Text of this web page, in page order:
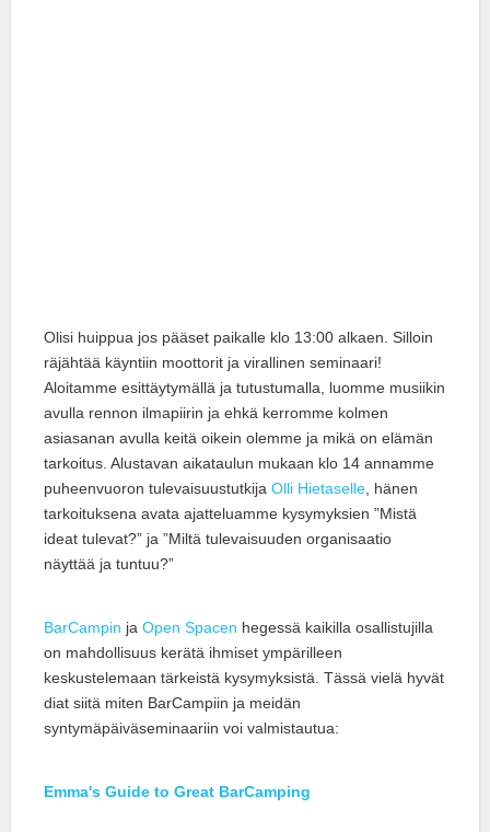
Olisi huippua jos pääset paikalle klo 13:00 alkaen. Silloin
räjähtää käyntiin moottorit ja virallinen seminaari!
Aloitamme esittäytymällä ja tutustumalla, luomme musiikin
avulla rennon ilmapiirin ja ehkä kerromme kolmen
asiasanan avulla keitä oikein olemme ja mikä on elämän
tarkoitus. Alustavan aikataulun mukaan klo 14 annamme
puheenvuoron tulevaisuustutkija Olli Hietaselle, hänen
tarkoituksena avata ajatteluamme kysymyksien ”Mistä
ideat tulevat?” ja ”Miltä tulevaisuuden organisaatio
näyttää ja tuntuu?”
BarCampin ja Open Spacen hegessä kaikilla osallistujilla
on mahdollisuus kerätä ihmiset ympärilleen
keskustelemaan tärkeistä kysymyksistä. Tässä vielä hyvät
diat siitä miten BarCampiin ja meidän
syntymäpäiväseminaariin voi valmistautua:
Emma's Guide to Great BarCamping